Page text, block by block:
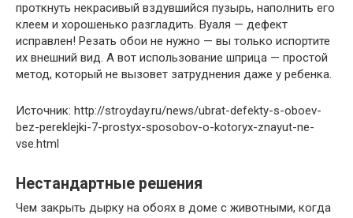
проткнуть некрасивый вздувшийся пузырь, наполнить его
клеем и хорошенько разгладить. Вуаля — дефект
исправлен! Резать обои не нужно — вы только испортите
их внешний вид. А вот использование шприца — простой
метод, который не вызовет затруднения даже у ребенка.
Источник: http://stroyday.ru/news/ubrat-defekty-s-oboev-
bez-pereklejki-7-prostyx-sposobov-o-kotoryx-znayut-ne-
vse.html
Нестандартные решения
Чем закрыть дырку на обоях в доме с животными, когда